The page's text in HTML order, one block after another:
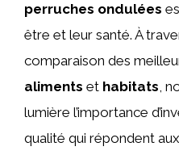
perruches ondulées
être et leur santé. À
comparaison des
aliments et habitats,
lumière l’importance
qualité qui répondent